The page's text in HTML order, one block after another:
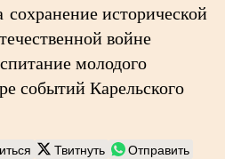
исторической
войне
молодого
событий Карельского
Твитнуть
Отправить